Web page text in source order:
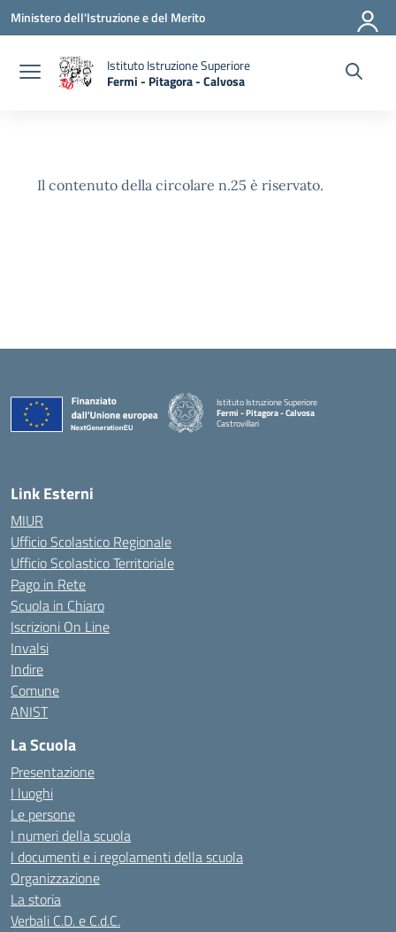
Vai ai contenuti
Vai al menu di navigazione
Vai al footer
Ministero dell'Istruzione e del Merito
Istituto Istruzione Superiore
Fermi - Pitagora - Calvosa
— Visita la pagina iniziale della scuola
Il contenuto della circolare n.25 è riservato.
Istituto Istruzione Superiore
Fermi - Pitagora - Calvosa
Castrovillari
Link Esterni
MIUR
Ufficio Scolastico Regionale
Ufficio Scolastico Territoriale
Pago in Rete
Scuola in Chiaro
Iscrizioni On Line
Invalsi
Indire
Comune
ANIST
La Scuola
Presentazione
I luoghi
Le persone
I numeri della scuola
I documenti e i regolamenti della scuola
Organizzazione
La storia
Verbali C.D. e C.d.C.